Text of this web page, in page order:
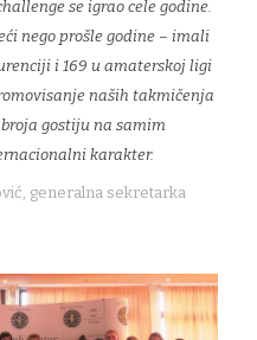
se igrao cele godine.
nego prošle godine – imali
i 169 u amaterskoj ligi
naših takmičenja
gostiju na samim
karakter.
generalna sekretarka